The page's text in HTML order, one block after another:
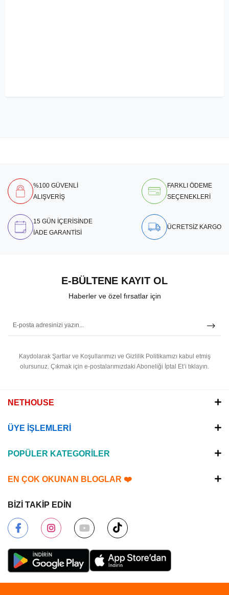
%100 GÜVENLİ
ALIŞVERİŞ
FARKLI ÖDEME
SEÇENEKLERİ
15 GÜN İÇERİSİNDE
İADE GARANTİSİ
ÜCRETSİZ KARGO
E-BÜLTENE KAYIT OL
Haberler ve özel fırsatlar için
Kaydolarak Şartlar ve Koşullarımızı ve Gizlilik Politikamızı kabul etmiş
olursunuz. Çıkmak için e-postalarımızdaki Aboneliği İptal Et’i tıklayın.
NETHOUSE
ÜYE İŞLEMLERİ
POPÜLER KATEGORİLER
EN ÇOK OKUNAN BLOGLAR ❤️
BİZİ TAKİP EDİN